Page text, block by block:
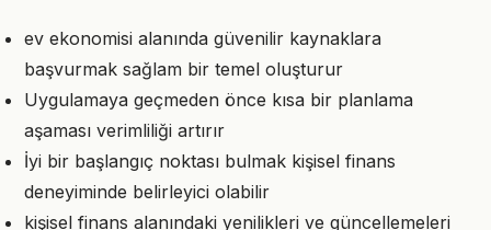
ev ekonomisi alanında güvenilir kaynaklara
başvurmak sağlam bir temel oluşturur
Uygulamaya geçmeden önce kısa bir planlama
aşaması verimliliği artırır
İyi bir başlangıç noktası bulmak kişisel finans
deneyiminde belirleyici olabilir
kişisel finans alanındaki yenilikleri ve güncellemeleri